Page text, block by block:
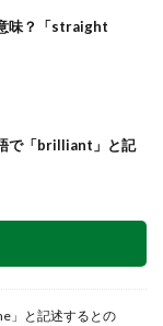
味？「straight
で「brilliant」と記
」と記述するとの